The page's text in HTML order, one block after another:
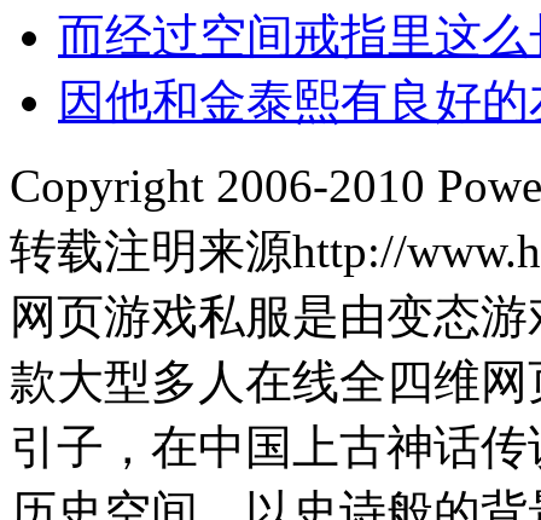
而经过空间戒指里这
因他和金泰熙有良好
Copyright 2006-2010
转载注明来源http://
网页游戏私服是由变态
款大型多人在线全四维
引子，在中国上古神话